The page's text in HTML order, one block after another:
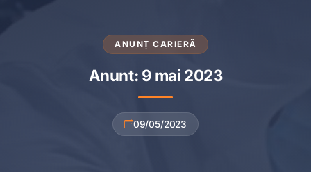
ANUNȚ CARIERĂ
Anunt: 9 mai 2023
09/05/2023